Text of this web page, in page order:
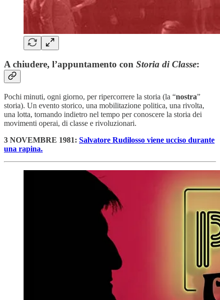
A chiudere, l’appuntamento con Storia di Classe:
Pochi minuti, ogni giorno, per ripercorrere la storia (la “nostra”
storia). Un evento storico, una mobilitazione politica, una rivolta,
una lotta, tornando indietro nel tempo per conoscere la storia dei
movimenti operai, di classe e rivoluzionari.
3 NOVEMBRE 1981: Salvatore Rudilosso viene ucciso durante
una rapina.